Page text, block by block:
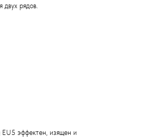
двух рядов.
эффектен, изящен и